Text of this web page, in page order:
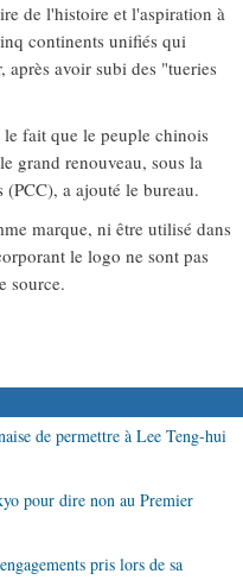
de l'histoire et l'aspiration à
continents unifiés qui
après avoir subi des "tueries
fait que le peuple chinois
grand renouveau, sous la
a ajouté le bureau.
marque, ni être utilisé dans
le logo ne sont pas
source.
de permettre à Lee Teng-hui
pour dire non au Premier
pris lors de sa